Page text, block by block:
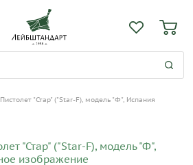
Пистолет "Стар" ("Star-F), модель "Ф", Испания